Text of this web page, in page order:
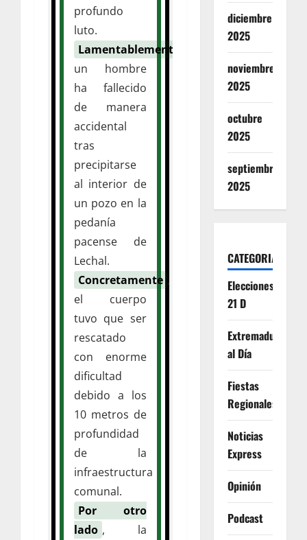
profundo
luto.
Lamentablemente
un hombre
ha fallecido
de manera
accidental
tras
precipitarse
al interior de
un pozo en la
pedanía
pacense de
Lechal.
Concretamente ,
el cuerpo
tuvo que ser
rescatado
con enorme
dificultad
debido a los
10 metros de
profundidad
de la
infraestructura
comunal.
Por otro
lado , la
diciembre
2025
noviembre
2025
octubre
2025
septiembre
2025
CATEGORIAS
Elecciones
21 D
Extremadura
al Día
Fiestas
Regionales
Noticias
Express
Opinión
Podcast